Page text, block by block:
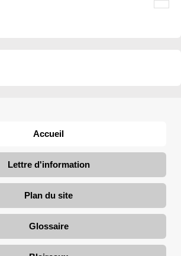
Accueil
Lettre d'information
Plan du site
Glossaire